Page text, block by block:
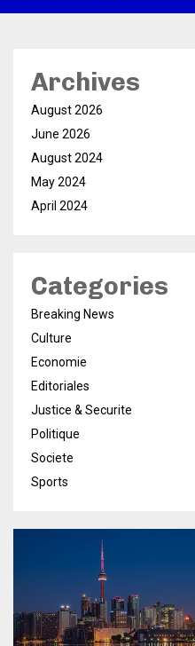
Archives
August 2026
June 2026
August 2024
May 2024
April 2024
Categories
Breaking News
Culture
Economie
Editoriales
Justice & Securite
Politique
Societe
Sports